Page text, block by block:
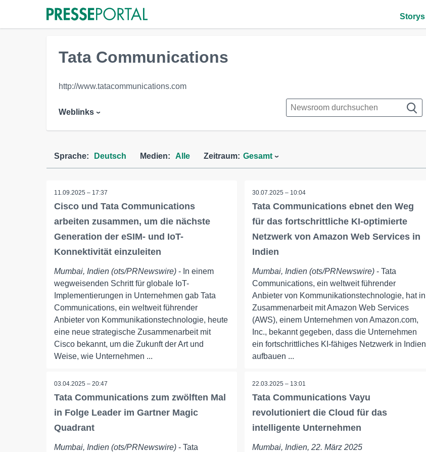
Storys
Tata Communications
http://www.tatacommunications.com
Weblinks
Sprache: Deutsch Medien: Alle Zeitraum: Gesamt
11.09.2025 – 17:37
Cisco und Tata Communications
arbeiten zusammen, um die nächste
Generation der eSIM- und IoT-
Konnektivität einzuleiten
Mumbai, Indien (ots/PRNewswire) - In einem
wegweisenden Schritt für globale IoT-
Implementierungen in Unternehmen gab Tata
Communications, ein weltweit führender
Anbieter von Kommunikationstechnologie, heute
eine neue strategische Zusammenarbeit mit
Cisco bekannt, um die Zukunft der Art und
Weise, wie Unternehmen ...
30.07.2025 – 10:04
Tata Communications ebnet den Weg
für das fortschrittliche KI-optimierte
Netzwerk von Amazon Web Services in
Indien
Mumbai, Indien (ots/PRNewswire)- Tata
Communications, ein weltweit führender
Anbieter von Kommunikationstechnologie, hat in
Zusammenarbeit mit Amazon Web Services
(AWS), einem Unternehmen von Amazon.com,
Inc., bekannt gegeben, dass die Unternehmen
ein fortschrittliches KI-fähiges Netzwerk in Indien
aufbauen ...
03.04.2025 – 20:47
Tata Communications zum zwölften Mal
in Folge Leader im Gartner Magic
Quadrant
Mumbai, Indien (ots/PRNewswire) - Tata
22.03.2025 – 13:01
Tata Communications Vayu
revolutioniert die Cloud für das
intelligente Unternehmen
Mumbai, Indien, 22. März 2025